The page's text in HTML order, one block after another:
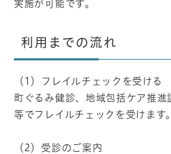
実施が可能です。
利用までの流れ
（1）フレイルチェックを受ける
町ぐるみ健診、地域包括ケア推進
等でフレイルチェックを受けます。
（2）受診のご案内